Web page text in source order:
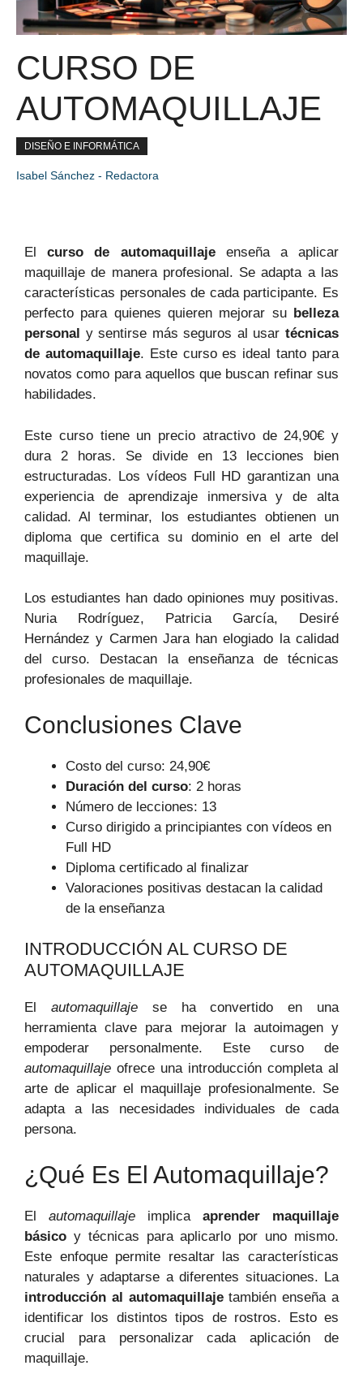
CURSO DE
AUTOMAQUILLAJE
DISEÑO E INFORMÁTICA
Isabel Sánchez - Redactora
Elcurso de automaquillajeenseña a aplicar
maquillaje de manera profesional. Se adapta a las
características personales de cada participante. Es
perfecto para quienes quieren mejorar su belleza
personal y sentirse más seguros al usar técnicas
de automaquillaje. Este curso es ideal tanto para
novatos como para aquellos que buscan refinar sus
habilidades.
Este curso tiene un precio atractivo de 24,90€ y
dura 2 horas. Se divide en 13 lecciones bien
estructuradas. Los vídeos Full HD garantizan una
experiencia de aprendizaje inmersiva y de alta
calidad. Al terminar, los estudiantes obtienen un
diploma que certifica su dominio en el arte del
maquillaje.
Los estudiantes han dado opiniones muy positivas.
Nuria Rodríguez, Patricia García, Desiré
Hernández y Carmen Jara han elogiado la calidad
del curso. Destacan la enseñanza de técnicas
profesionales de maquillaje.
Conclusiones Clave
Costo del curso: 24,90€
Duración del curso: 2 horas
Número de lecciones: 13
Curso dirigido a principiantes con vídeos en
Full HD
Diploma certificado al finalizar
Valoraciones positivas destacan la calidad
de la enseñanza
INTRODUCCIÓN AL CURSO DE
AUTOMAQUILLAJE
El automaquillajese ha convertido en una
herramienta clave para mejorar la autoimagen y
empoderar personalmente. Este curso de
automaquillaje ofrece una introducción completa al
arte de aplicar el maquillaje profesionalmente. Se
adapta a las necesidades individuales de cada
persona.
¿Qué Es El Automaquillaje?
El automaquillaje implica aprender maquillaje
básico y técnicas para aplicarlo por uno mismo.
Este enfoque permite resaltar las características
naturales y adaptarse a diferentes situaciones. La
introducción al automaquillajetambién enseña a
identificar los distintos tipos de rostros. Esto es
crucial para personalizar cada aplicación de
maquillaje.